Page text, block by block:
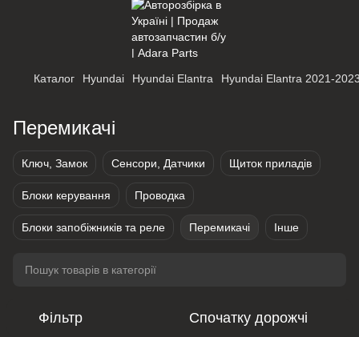
Каталог Hyundai Hyundai Elantra Hyundai Elantra 2021-
Перемикачі
Ключ, Замок Сенсори, Датчики Щиток приладів
Блоки керування Проводка
Блоки запобіжників та реле Перемикачі Інше
Фільтр Спочатку дорожчі